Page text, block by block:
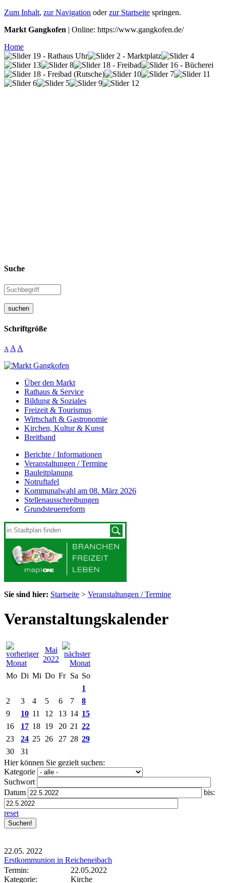
Zum Inhalt, zur Navigation oderzur Startseite springen.
Markt Gangkofen | Online: https://www.gangkofen.de/
Home
Suche
suchen
Schriftgröße
A A A
Über den Markt
Rathaus & Service
Bildung & Soziales
Freizeit & Tourismus
Wirtschaft & Gastronomie
Kirchen, Kultur & Kunst
Breitband
Berichte / Informationen
Veranstaltungen / Termine
Bauleitplanung
Notruftafel
Kommunalwahl am 08. März 2026
Stellenausschreibungen
Grundsteuerreform
Sie sind hier: Startseite > Veranstaltungen / Termine
Veranstaltungskalender
Mai
2022
Mo Di Mi Do Fr Sa So
1
2
3 4 5 6 7
8
9
10 11 12 13 14 15
16
17 18 19 20 21 22
23
24 25 26 27 28 29
30
31
Hier können Sie gezielt suchen:
Kategorie
Suchwort
Datum
bis:
reset
22.05. 2022
Erstkommunion in Reicheneibach
Termin:
22.05.2022
Kategorie:
Kirche